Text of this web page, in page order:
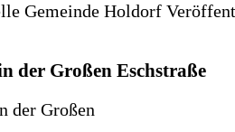
Gemeinde Holdorf
der Großen Eschstraße